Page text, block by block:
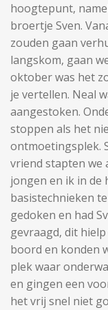
hoogtepunt,
broertje Sven.
zouden gaan
langskom, gaan
oktober was het
je vertellen. Neal
aangestoken.
stoppen als het
ontmoetingsplek.
vriend stapten we
jongen en ik in de
basistechnieken
gedoken en had
gevraagd, dit
boord en konden
plek waar
en gingen een
het vrij snel niet